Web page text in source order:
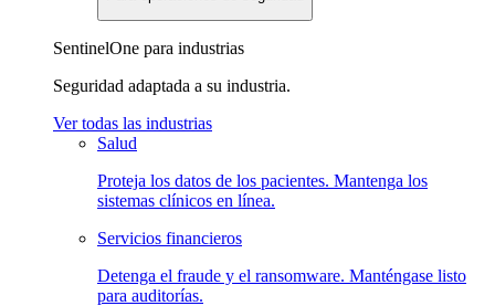
SentinelOne para industrias
Seguridad adaptada a su industria.
Ver todas las industrias
Salud
Proteja los datos de los pacientes. Mantenga los
sistemas clínicos en línea.
Servicios financieros
Detenga el fraude y el ransomware. Manténgase listo
para auditorías.